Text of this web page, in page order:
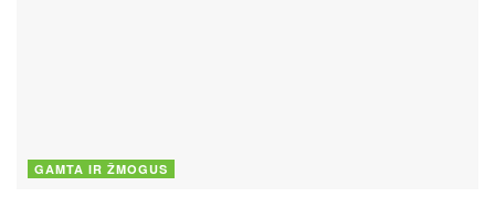
GAMTA IR ŽMOGUS